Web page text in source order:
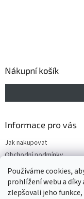
Používáme cookies,
prohlížení webu a
zlepšovali jeho
Nákupní košík
Informace pro vás
Jak nakupovat
Obchodní podmínky
Podmínky ochrany